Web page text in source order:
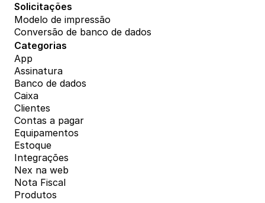
Solicitações
Modelo de impressão
Conversão de banco de dados
Categorias
App
Assinatura
Banco de dados
Caixa
Clientes
Contas a pagar
Equipamentos
Estoque
Integrações
Nex na web
Nota Fiscal
Produtos